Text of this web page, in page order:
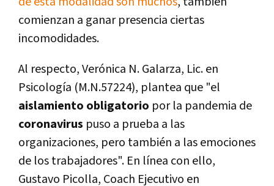
comienzan a ganar presencia ciertas
incomodidades.
Al respecto, Verónica N. Galarza, Lic. en
Psicología (M.N.57224), plantea que "el
aislamiento obligatorio por la pandemia de
coronavirus puso a prueba a las
organizaciones, pero también a las emociones
de los trabajadores". En línea con ello,
Gustavo Picolla, Coach Ejecutivo en